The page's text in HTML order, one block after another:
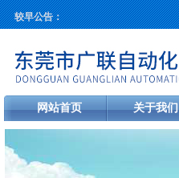
较早公告：
网站首页 关于我们